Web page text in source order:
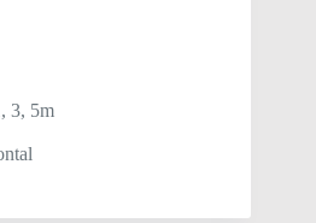
3, 5m